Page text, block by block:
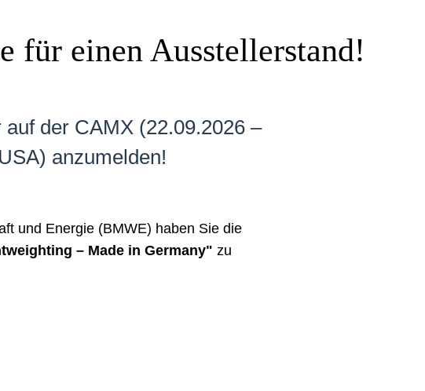
für einen Ausstellerstand!
der CAMX (22.09.2026 –
anzumelden!
und Energie (BMWE) haben Sie die
– Made in Germany" zu